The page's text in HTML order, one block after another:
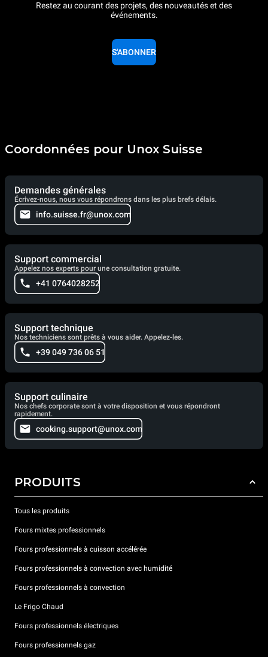
Restez au courant des projets, des nouveautés et des
événements.
S'ABONNER
Coordonnées pour Unox Suisse
Demandes générales
Écrivez-nous, nous vous répondrons dans les plus brefs délais.
info.suisse.fr@unox.com
Support commercial
Appelez nos experts pour une consultation gratuite.
+41 0764028252
Support technique
Nos techniciens sont prêts à vous aider. Appelez-les.
+39 049 736 06 51
Support culinaire
Nos chefs corporate sont à votre disposition et vous répondront
rapidement.
cooking.support@unox.com
PRODUITS
Tous les produits
Fours mixtes professionnels
Fours professionnels à cuisson accélérée
Fours professionnels à convection avec humidité
Fours professionnels à convection
Le Frigo Chaud
Fours professionnels électriques
Fours professionnels gaz